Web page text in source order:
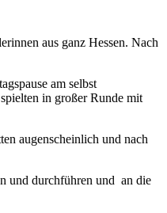
aus ganz Hessen. Nach
am selbst
in großer Runde mit
augenscheinlich und nach
und durchführen und an die